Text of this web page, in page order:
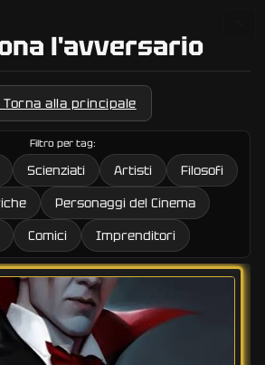
l'avversario
alla principale
Filtro per tag:
Scienziati Artisti
Filosofi
Personaggi del Cinema
Comici Imprenditori